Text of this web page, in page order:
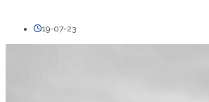
19-07-23